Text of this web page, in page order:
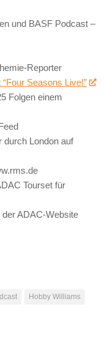
und BASF Podcast –
Reporter
Seasons Live!”
Folgen einem
durch London auf
Tourset für
ADAC-Website
Hobby Williams